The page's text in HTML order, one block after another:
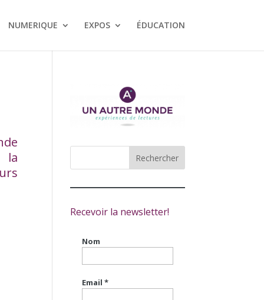
NUMERIQUE EXPOS ÉDUCATION
la
Recevoir la newsletter!
Nom
Email*